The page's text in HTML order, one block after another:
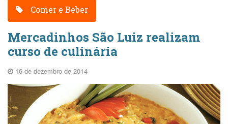
Comer e Beber
Mercadinhos São Luiz realizam
curso de culinária
16 de dezembro de 2014